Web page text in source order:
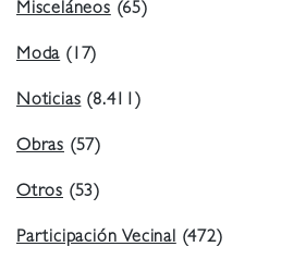
Misceláneos(65)
Moda(17)
Noticias(8.411)
Obras (57)
Otros (53)
Participación Vecinal(472)